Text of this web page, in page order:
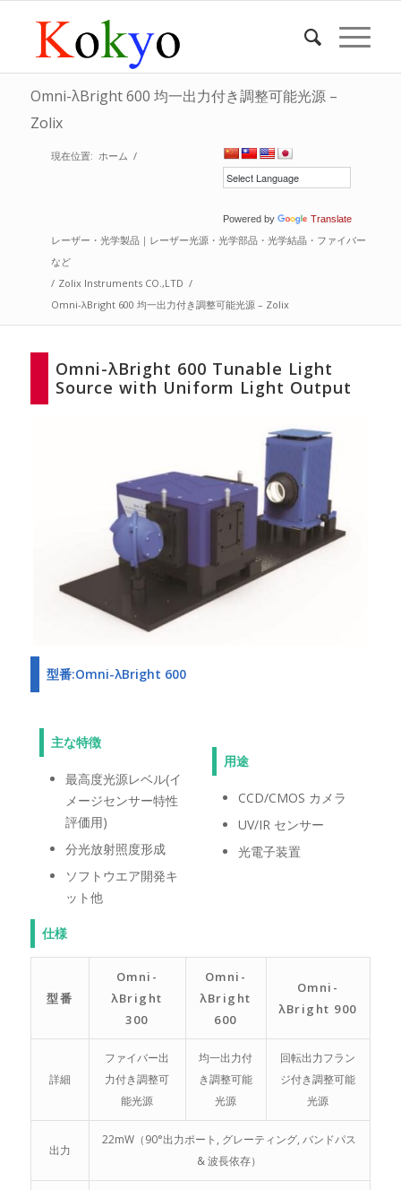
Omni-λBright 600 均一出力付き調整可能光源 –
Zolix
Powered by Translate
現在位置: ホーム /
レーザー・光学製品｜レーザー光源・光学部品・光学結晶・ファイバー
など
/ Zolix Instruments CO.,LTD /
Omni-λBright 600 均一出力付き調整可能光源 – Zolix
Omni-λBright 600 Tunable Light
Source with Uniform Light Output
型番:Omni-λBright 600
主な特徴
最高度光源レベル(イ
メージセンサー特性
評価用)
分光放射照度形成
ソフトウエア開発キ
ット他
用途
CCD/CMOS カメラ
UV/IR センサー
光電子装置
仕様
型番
Omni-
λBright
300
Omni-
λBright
600
Omni-
λBright 900
詳細
ファイバー出
力付き調整可
能光源
均一出力付
き調整可能
光源
回転出力フラン
ジ付き調整可能
光源
出力
22mW（90°出力ポート, グレーティング, バンドパス
& 波長依存）